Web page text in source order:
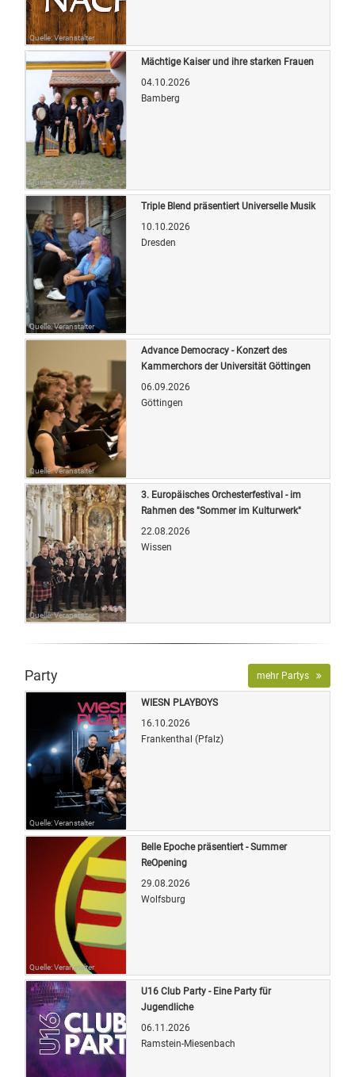
Quelle: Veranstalter
Quelle: Veranstalter
Mächtige Kaiser und ihre starken Frauen
04.10.2026
Bamberg
Quelle: Veranstalter
Triple Blend präsentiert Universelle Musik
10.10.2026
Dresden
Quelle: Veranstalter
Advance Democracy - Konzert des
Kammerchors der Universität Göttingen
06.09.2026
Göttingen
Quelle: Veranstalter
3. Europäisches Orchesterfestival - im
Rahmen des "Sommer im Kulturwerk"
22.08.2026
Wissen
Party mehr Partys
Quelle: Veranstalter
WIESN PLAYBOYS
16.10.2026
Frankenthal (Pfalz)
Quelle: Veranstalter
Belle Epoche präsentiert - Summer
ReOpening
29.08.2026
Wolfsburg
U16 Club Party - Eine Party für
Jugendliche
06.11.2026
Ramstein-Miesenbach